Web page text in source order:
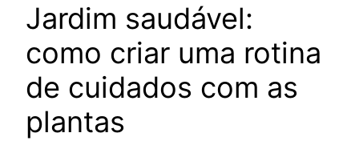
Jardim saudável:
como criar uma rotina
de cuidados com as
plantas